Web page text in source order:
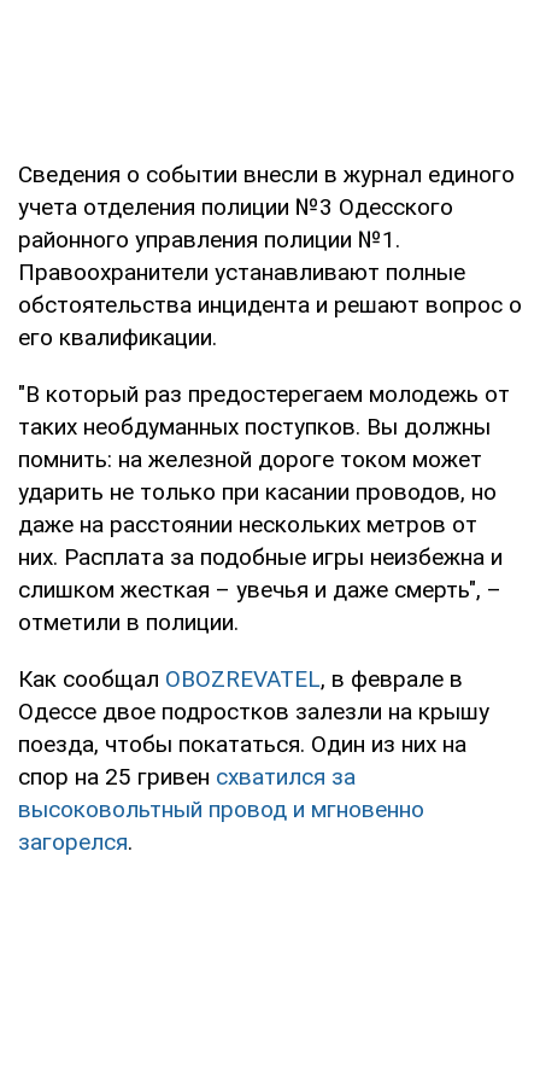
Сведения о событии внесли в журнал единого
учета отделения полиции №3 Одесского
районного управления полиции №1.
Правоохранители устанавливают полные
обстоятельства инцидента и решают вопрос о
его квалификации.
"В который раз предостерегаем молодежь от
таких необдуманных поступков. Вы должны
помнить: на железной дороге током может
ударить не только при касании проводов, но
даже на расстоянии нескольких метров от
них. Расплата за подобные игры неизбежна и
слишком жесткая – увечья и даже смерть", –
отметили в полиции.
Как сообщал OBOZREVATEL, в феврале в
Одессе двое подростков залезли на крышу
поезда, чтобы покататься. Один из них на
спор на 25 гривен схватился за
высоковольтный провод и мгновенно
загорелся.